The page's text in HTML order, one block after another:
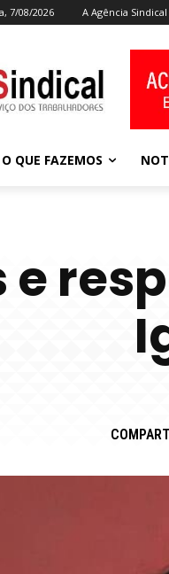
7/08/2026 A Agência Sindical
O QUE FAZEMOS
e